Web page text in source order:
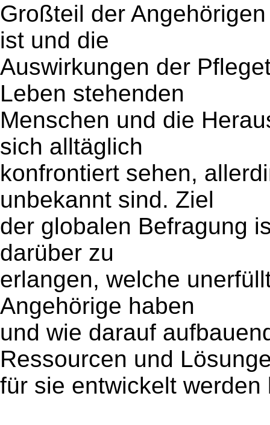
Großteil der
ist und die
Auswirkungen der
Leben stehenden
Menschen und die
sich alltäglich
konfrontiert sehen,
unbekannt sind. Ziel
der globalen Befragung
darüber zu
erlangen, welche
Angehörige haben
und wie darauf
Ressourcen und
für sie entwickelt werden